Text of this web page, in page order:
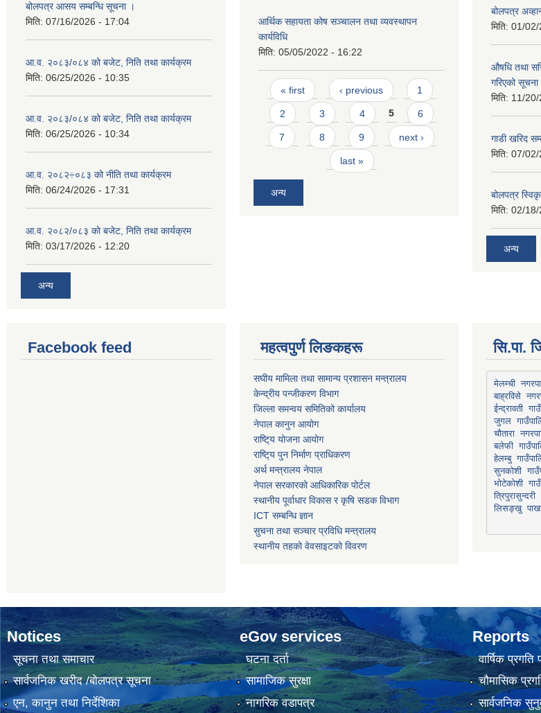
बोलपत्र आसय सम्बन्धि सूचना ।
मिति: 07/16/2026 - 17:04
आ.व. २०८३/०८४ को बजेट, निति तथा कार्यक्रम
मिति: 06/25/2026 - 10:35
आ.व. २०८३/०८४ को बजेट, निति तथा कार्यक्रम
मिति: 06/25/2026 - 10:34
आ.व. २०८२÷०८३ को नीति तथा कार्यक्रम
मिति: 06/24/2026 - 17:31
आ.व. २०८२/०८३ को बजेट, निति तथा कार्यक्रम
मिति: 03/17/2026 - 12:20
अन्य
आर्थिक सहायता कोष सञ्चालन तथा व्यवस्थापन
कार्यविधि
मिति: 05/05/2022 - 16:22
Pages
« first ‹ previous 1
2 3 4 5 6
7 8 9 next ›
last »
अन्य
बोलपत्र
मिति: 01/02/
औषधि तथा
गरिएको सूचना
मिति: 11/
गाडी खरिद
मिति: 07/
बोलपत्र
मिति: 02/18/
अन्य
Facebook feed महत्वपुर्ण लिङकहरू
स‌घीय मामिला तथा सामान्य प्रशासन मन्त्रालय
केन्द्रीय पन्जीकरण विभाग
जिल्ला समन्वय समितिको कार्यालय
नेपाल कानुन आयोग
राष्टि्य योजना आयोग
राष्टि्य पुन निर्माण प्राधिकरण
अर्थ मन्त्रालय नेपाल
नेपाल सरकारको आधिकारिक पोर्टल
स्थानीय पूर्वाधार विकास र कृषि सडक विभाग
ICT सम्बन्धि ज्ञान
सुचना तथा सञ्चार प्रविधि मन्त्रालय
स्थानीय तहको वेवसाइटको विवरण
सि.पा.
मेलम्ची
बाह्रविसे
चौतारा
हेलम्बु
भोटेकोशी
त्रिपुरासुन्दरी
लिसङ्खु
Notices
सूचना तथा समाचार
सार्वजनिक खरीद /बोलपत्र सूचना
एन, कानुन तथा निर्देशिका
eGov services
घटना दर्ता
सामाजिक सुरक्षा
नागरिक वडापत्र
Reports
वार्षिक प्रगति
चौमासिक
सार्वजनिक